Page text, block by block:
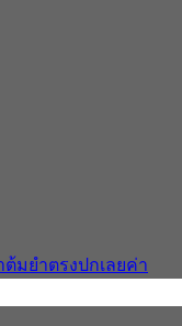
มยำตรงปกเลยค่า